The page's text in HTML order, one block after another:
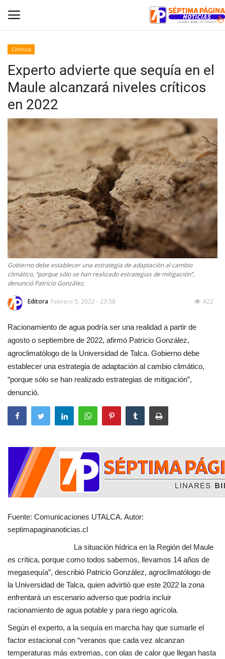
Inicio
Crónica
Policial
Tribunales
Deporte
Política
Espectáculos
Crónica
Experto advierte que sequía en el
Maule alcanzará niveles críticos
en 2022
Gobierno debe establecer una estrategia de adaptación al cambio
climático, “porque sólo se han realizado estrategias de mitigación”,
denunció Patricio González.
Editora Febrero 5, 2022 - 23:58 422
Racionamiento de agua podría ser una realidad a partir de
agosto o septiembre de 2022, afirmó Patricio González,
agroclimatólogo de la Universidad de Talca. Gobierno debe
establecer una estrategia de adaptación al cambio climático,
“porque sólo se han realizado estrategias de mitigación”,
denunció.
Fuente: Comunicaciones UTALCA. Autor:
septimapaginanoticias.cl
La situación hídrica en la Región del Maule
es crítica, porque como todos sabemos, llevamos 14 años de
megasequía”, describió Patricio González, agroclimatólogo de
la Universidad de Talca, quien advirtió que este 2022 la zona
enfrentará un escenario adverso que podría incluir
racionamiento de agua potable y para riego agrícola.
Según el experto, a la sequía en marcha hay que sumarle el
factor estacional con “veranos que cada vez alcanzan
temperaturas más extremas, con olas de calor que llegan hasta